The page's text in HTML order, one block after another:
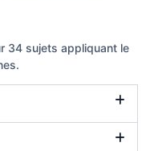
34 sujets appliquant le